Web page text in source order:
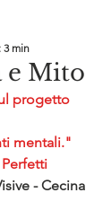
e Mito
3 min
progetto
mentali."
- Cecina